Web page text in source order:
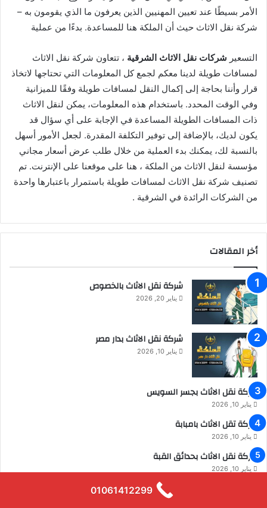
الأمر بسيطًا عند تعيين المهنيين الذين يعرفون ما الذي يقومون به –
شركة نقل الاثاث حيث أن الملكة هنا للمساعدة. بدءًا من عملية
التسعير شركات نقل الاثاث الشرقية ، تتعاون شركة نقل الاثاث
لمسافات طويلة لدينا معكم لجمع كل المعلومات التي تحتاجها لاتخاذ
قرار وأننا بحاجة إلى إكمال النقل لمسافات طويلة وفقًا للميزانية
وفي الوقت المحدد. باستخدام هذه المعلومات، يمكن لنقل الاثاث
ذات المسافات الطويلة المساعدة في الإجابة على أي سؤال قد
يكون لديك، بالإضافة إلى توفير التكلفة المقدرة. لجعل الأمور أسهل
بالنسبة لك، يمكنك بدء العملية من خلال طلب عرض أسعار مجاني
مؤسسة لنقل الاثاث من الملكة ، هنا على موقعنا على الإنترنت. تم
تصنيف شركة نقل الاثاث لمسافات طويلة باستمرار باعتبارها واحدة
من الشركات الرائدة في الشرقية .
أخر المقالات
شركة نقل الاثاث بالخصوص
يناير 20, 2026
شركة نقل الاثاث بدار مصر
يناير 10, 2026
شركة نقل الاثاث بجسر السويس
يناير 10, 2026
شركة تقل الاثاث بامبابة
يناير 10, 2026
شركة نقل الاثاث بحدائق القبة
يناير 10, 2026
01061412299